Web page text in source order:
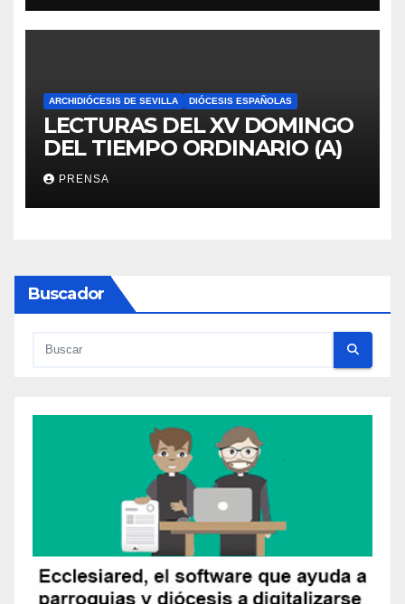
ARCHIDIÓCESIS DE SEVILLA DIÓCESIS ESPAÑOLAS
LECTURAS DEL XV DOMINGO
DEL TIEMPO ORDINARIO (A)
PRENSA
Buscador